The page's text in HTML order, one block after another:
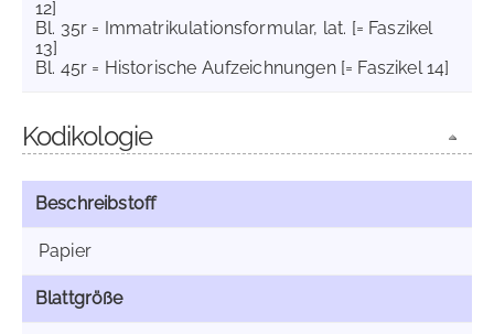
12]
Bl. 35r = Immatrikulationsformular, lat. [= Faszikel
13]
Bl. 45r = Historische Aufzeichnungen [= Faszikel 14]
Kodikologie
Beschreibstoff
Papier
Blattgröße